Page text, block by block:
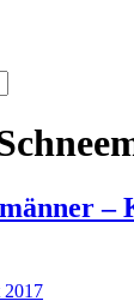
–
2017